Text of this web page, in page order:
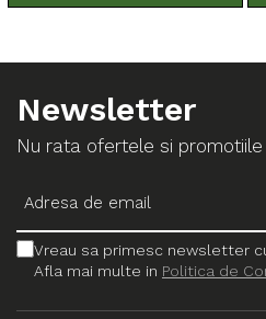
Newsletter
Nu rata ofertele si
Vreau sa primesc newsletter
Afla mai multe in Politica de